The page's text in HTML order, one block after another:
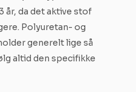
år, da det aktive stof
Polyuretan- og
generelt lige så
altid den specifikke